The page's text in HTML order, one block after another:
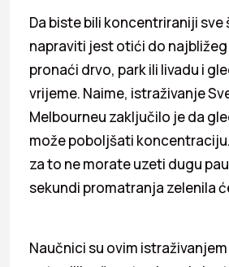
Da biste bili koncentriraniji
napraviti jest otići do
pronaći drvo, park ili livadu i
vrijeme. Naime, istraživanje
Melbourneu zaključilo je da
može poboljšati
za to ne morate uzeti dugu
sekundi promatranja zelenila
Naučnici su ovim